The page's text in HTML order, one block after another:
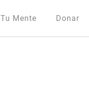
Mente Donar